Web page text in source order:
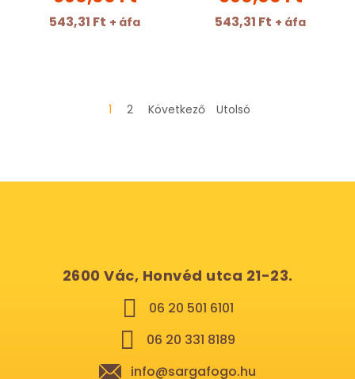
543,31 Ft + áfa 543,31 Ft + áfa
1 2 Következő Utolsó
2600 Vác, Honvéd utca 21-23.
06 20 501 6101
06 20 331 8189
info@sargafogo.hu